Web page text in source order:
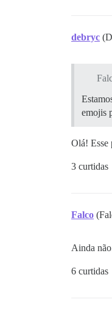
debryc
emojis
Olá! Esse
3 curtidas
Falco
Ainda
6 curtidas